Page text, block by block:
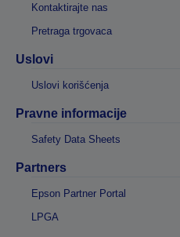
Kontaktirajte nas
Pretraga trgovaca
Uslovi
Uslovi korišćenja
Pravne informacije
Safety Data Sheets
Partners
Epson Partner Portal
LPGA